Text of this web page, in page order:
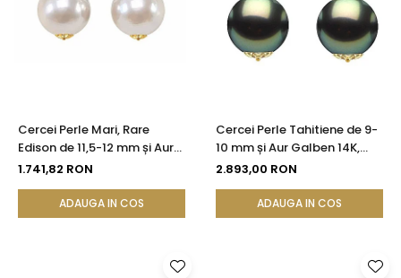
Cercei Perle Mari, Rare
Edison de 11,5-12 mm și Aur
Galben 14K, Bijuterie de
1.741,82 RON
ADAUGA IN COS
Cercei Perle Tahitiene de 9-
10 mm și Aur Galben 14K,
Forma Rotundă |
2.893,00 RON
ADAUGA IN COS